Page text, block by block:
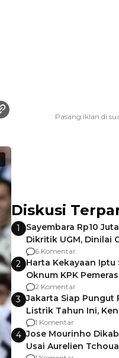
Diskusi
1
Sayembara Rp10
Dikritik UGM, Dinilai
Gagalnya Negara
6 Komentar
2 Harta Kekayaan Iptu
Oknum KPK
Pemalang
2 Komentar
3 Jakarta Siap Pungut
Listrik Tahun Ini,
Kena hingga 75% PKB
1 Komentar
4 Jose Mourinho
Usai Aurelien